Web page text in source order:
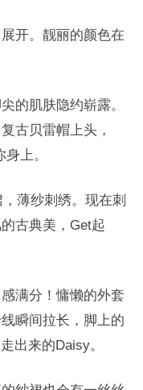
开。靓丽的颜色在
的肌肤隐约崭露。
古贝雷帽上头，
上。
薄纱刺绣。现在刺
古典美，Get起
满分！慵懒的外套
瞬间拉长，脚上的
出来的Daisy。